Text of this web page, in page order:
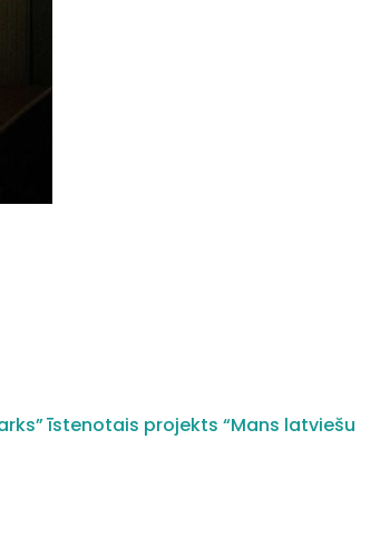
īstenotais projekts “Mans latviešu